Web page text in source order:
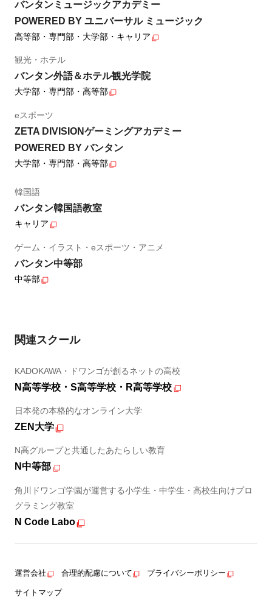
バンタンミュージックアカデミー
POWERED BY ユニバーサル ミュージック
高等部・専門部・大学部・キャリア
観光・ホテル
バンタン外語＆ホテル観光学院
大学部・専門部・高等部
eスポーツ
ZETA DIVISIONゲーミングアカデミー
POWERED BY バンタン
大学部・専門部・高等部
韓国語
バンタン韓国語教室
キャリア
ゲーム・イラスト・eスポーツ・アニメ
バンタン中等部
中等部
関連スクール
KADOKAWA・ドワンゴが創るネットの高校
N高等学校・S高等学校・R高等学校
日本発の本格的なオンライン大学
ZEN大学
N高グループと共通したあたらしい教育
N中等部
角川ドワンゴ学園が運営する小学生・中学生・高校生向けプロ
グラミング教室
N Code Labo
運営会社 合理的配慮について プライバシーポリシー
サイトマップ